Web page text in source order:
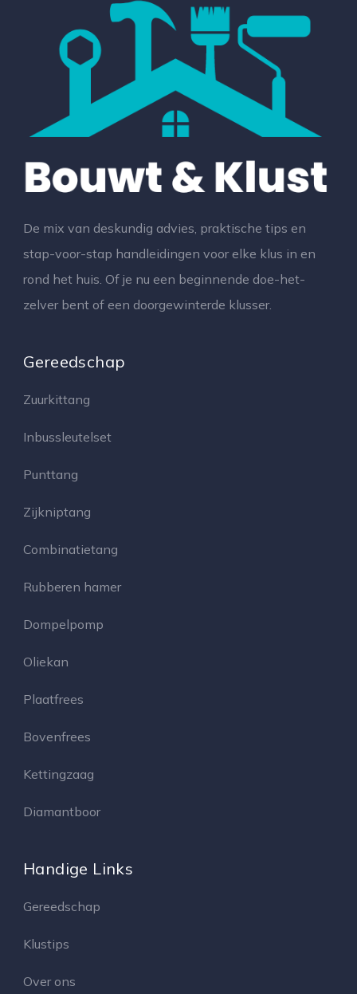
De mix van deskundig advies, praktische tips en
stap-voor-stap handleidingen voor elke klus in en
rond het huis. Of je nu een beginnende doe-het-
zelver bent of een doorgewinterde klusser.
Gereedschap
Zuurkittang
Inbussleutelset
Punttang
Zijkniptang
Combinatietang
Rubberen hamer
Dompelpomp
Oliekan
Plaatfrees
Bovenfrees
Kettingzaag
Diamantboor
Handige Links
Gereedschap
Klustips
Over ons